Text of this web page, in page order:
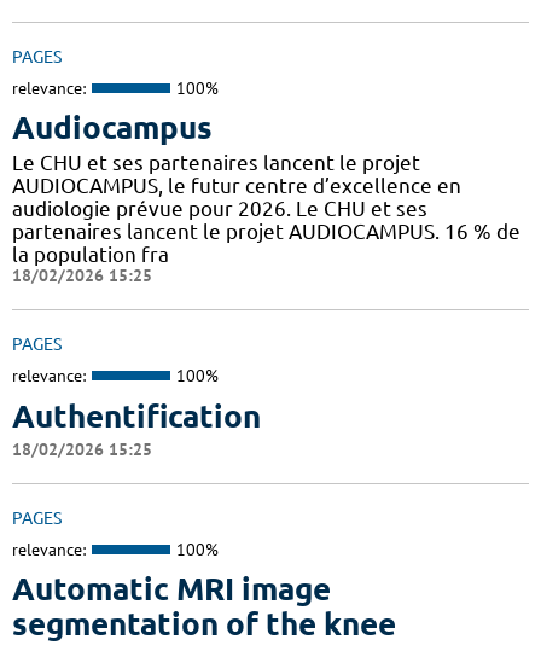
PAGES
relevance: 100%
Audiocampus
Le CHU et ses partenaires lancent le projet
AUDIOCAMPUS, le futur centre d’excellence en
audiologie prévue pour 2026. Le CHU et ses
partenaires lancent le projet AUDIOCAMPUS. 16 % de
la population fra
18/02/2026 15:25
PAGES
relevance: 100%
Authentification
18/02/2026 15:25
PAGES
relevance: 100%
Automatic MRI image
segmentation of the knee